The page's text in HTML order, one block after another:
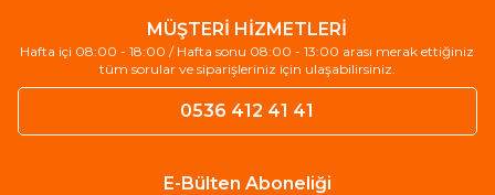
MÜŞTERİ HİZMETLERİ
Hafta içi 08:00 - 18:00 / Hafta sonu 08:00 - 13:00 arası merak ettiğiniz
tüm sorular ve siparişleriniz için ulaşabilirsiniz.
0536 412 41 41
E-Bülten Aboneliği